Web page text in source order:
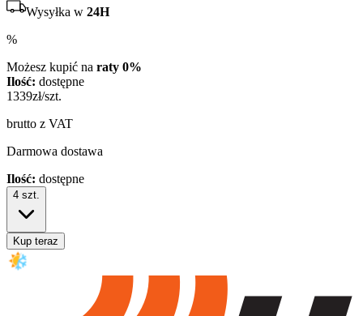
Wysyłka w 24H
%
Możesz kupić na raty 0%
Ilość: dostępne
1339zł/szt.
brutto z VAT
Darmowa dostawa
Ilość: dostępne
4 szt.
Kup teraz